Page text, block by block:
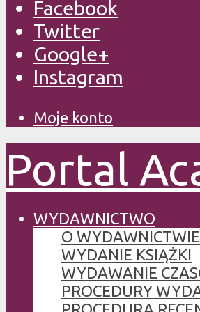
Facebook
Twitter
Google+
Instagram
Moje konto
Portal
WYDAWNICTWO
O WYDAWNICTWIE
WYDANIE KSIĄŻKI
WYDAWANIE
PROCEDURY